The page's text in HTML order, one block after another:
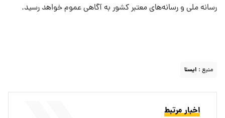
رسانه ملی و رسانه‌های معتبر کشور به آگاهی عموم خواهد رسید.
منبع : ايسنا
اخبار مرتبط